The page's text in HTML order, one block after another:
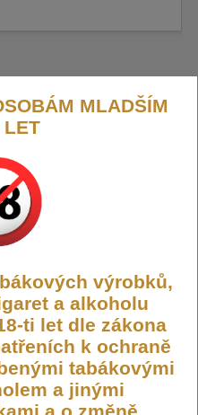
cartridge
vrchní plnění a kapacitu 2
bez zbytečného úniku
XLIM-V3-06
MLADŠÍM
LET
výrobků,
a alkoholu
ti let dle zákona
k ochraně
tabákovými
a jinými